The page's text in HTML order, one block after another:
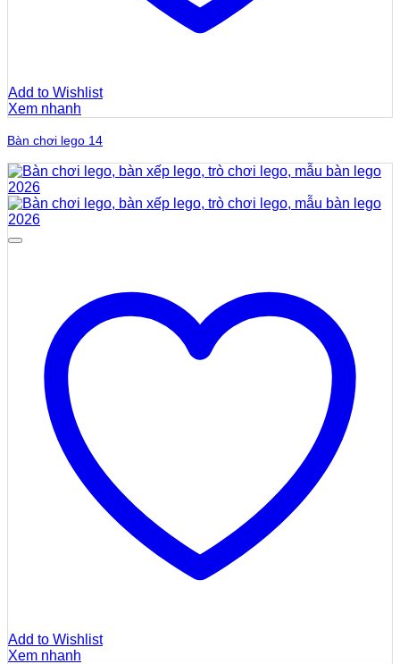
Add to Wishlist
Xem nhanh
Bàn chơi lego 14
Add to Wishlist
Xem nhanh